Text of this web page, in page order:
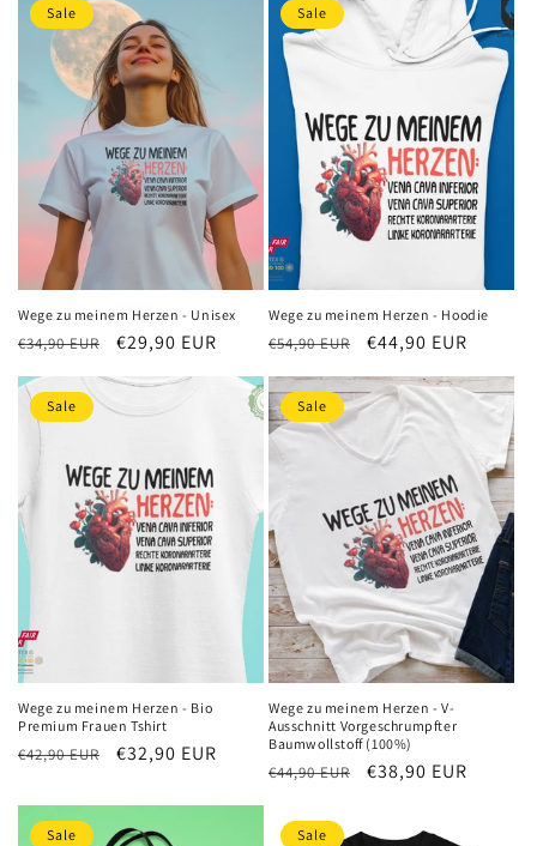
Sale
Wege zu meinem Herzen - Unisex
Normaler
€34,90 EUR Verkaufspreis
€29,90 EUR
Sale
Wege zu meinem Herzen - Hoodie
Normaler
€54,90 EUR Verkaufspreis
€44,90 EUR
Sale
Wege zu meinem Herzen - Bio
Premium Frauen Tshirt
Normaler
€42,90 EUR Verkaufspreis
€32,90 EUR
Sale
Wege zu meinem Herzen - V-
Ausschnitt Vorgeschrumpfter
Baumwollstoff (100%)
Normaler
€44,90 EUR Verkaufspreis
€38,90 EUR
Sale Sale